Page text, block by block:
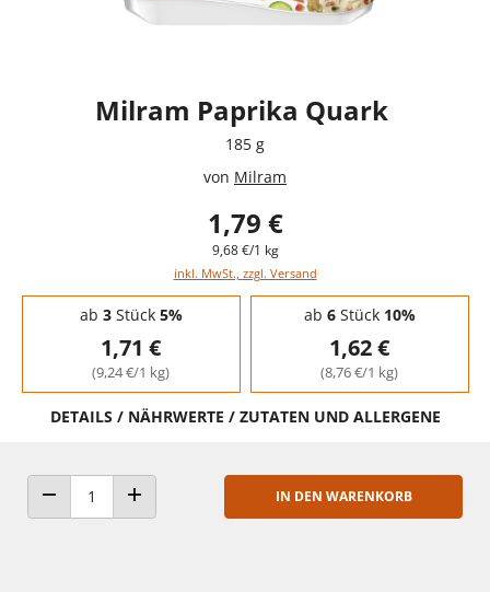
Milram Paprika Quark
185 g
von Milram
1,79 €
9,68 €/1 kg
inkl. MwSt., zzgl. Versand
Staffelpreise - Mengenrabatt
ab 3Stück 5%
1,71 €
(9,24 €/1 kg)
ab 6Stück 10%
1,62 €
(8,76 €/1 kg)
DETAILS / NÄHRWERTE / ZUTATEN UND ALLERGENE
ANZAHL VERRINGERNANZAHL ERHÖHEN
IN DEN WARENKORB